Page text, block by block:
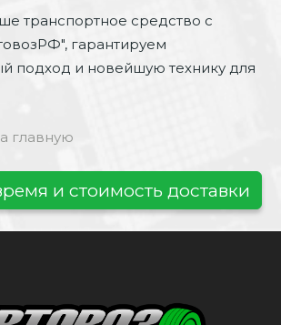
транспортное средство с
гарантируем
подход и новейшую технику для
главную
и стоимость доставки